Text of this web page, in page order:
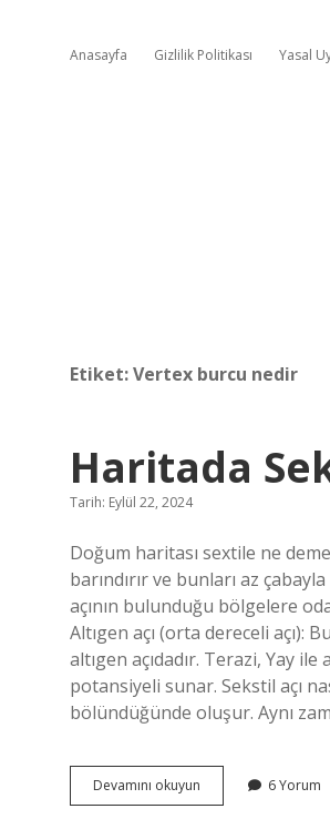
Anasayfa Gizlilik Politikası Yasal
Etiket:Vertex burcu nedir
Haritada
Tarih: Eylül 22, 2024
Doğum haritası sextile ne
barındırır ve bunları az
açının bulunduğu bölgelere
Altıgen açı (orta dereceli açı):
altıgen açıdadır. Terazi, Yay
potansiyeli sunar. Sekstil açı
bölündüğünde oluşur. Aynı
Devamını okuyun Haritada
Sekstil
6 Yorum